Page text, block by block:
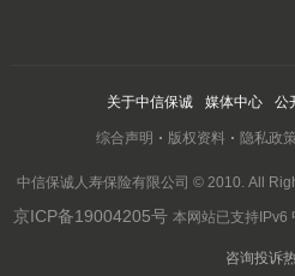
关于中信保诚 媒体中心 公
综合声明 版权资料 隐私政策
中信保诚人寿保险有限公司 © 2010. All
京ICP备19004205号 本网站已支持IPv6
咨询投诉